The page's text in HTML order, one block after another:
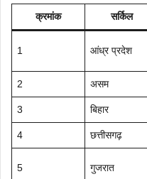
क्रमांक सर्किल
1 आंध्र प्रदेश
2 असम
3 बिहार
4 छत्तीसगढ़
5 गुजरात